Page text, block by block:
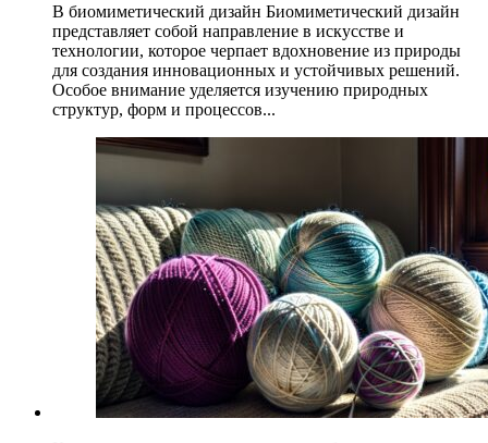
В биомиметический дизайн Биомиметический дизайн
представляет собой направление в искусстве и
технологии, которое черпает вдохновение из природы
для создания инновационных и устойчивых решений.
Особое внимание уделяется изучению природных
структур, форм и процессов...